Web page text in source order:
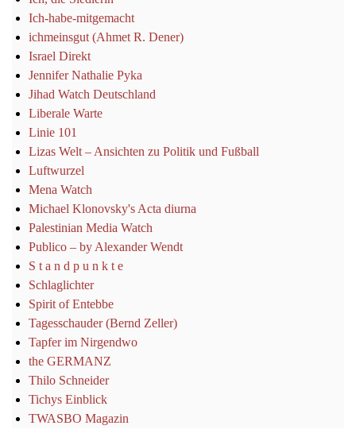
Ich-habe-mitgemacht
ichmeinsgut (Ahmet R. Dener)
Israel Direkt
Jennifer Nathalie Pyka
Jihad Watch Deutschland
Liberale Warte
Linie 101
Lizas Welt – Ansichten zu Politik und Fußball
Luftwurzel
Mena Watch
Michael Klonovsky's Acta diurna
Palestinian Media Watch
Publico – by Alexander Wendt
S t a n d p u n k t e
Schlaglichter
Spirit of Entebbe
Tagesschauder (Bernd Zeller)
Tapfer im Nirgendwo
the GERMANZ
Thilo Schneider
Tichys Einblick
TWASBO Magazin